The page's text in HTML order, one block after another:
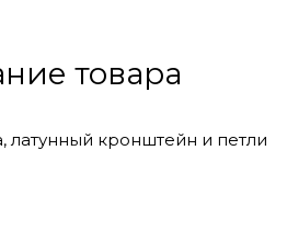
товара
латунный кронштейн и петли